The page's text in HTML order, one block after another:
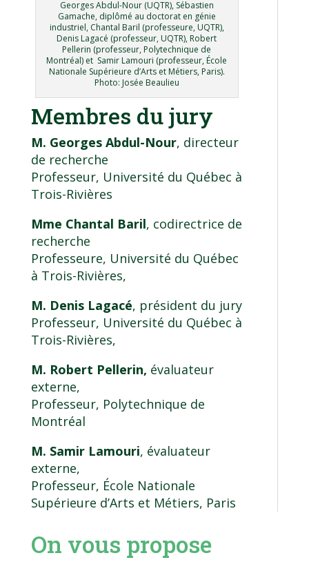
Georges Abdul-Nour (UQTR), Sébastien
Gamache, diplômé au doctorat en génie
industriel, Chantal Baril (professeure, UQTR),
Denis Lagacé (professeur, UQTR), Robert
Pellerin (professeur, Polytechnique de
Montréal) et Samir Lamouri (professeur, École
Nationale Supérieure d’Arts et Métiers, Paris).
Photo: Josée Beaulieu
Membres du jury
M. Georges Abdul-Nour, directeur
de recherche
Professeur, Université du Québec à
Trois-Rivières
Mme Chantal Baril, codirectrice de
recherche
Professeure, Université du Québec
à Trois-Rivières,
M. Denis Lagacé, président du jury
Professeur, Université du Québec à
Trois-Rivières,
M. Robert Pellerin, évaluateur
externe,
Professeur, Polytechnique de
Montréal
M. Samir Lamouri, évaluateur
externe,
Professeur, École Nationale
Supérieure d’Arts et Métiers, Paris
On vous propose